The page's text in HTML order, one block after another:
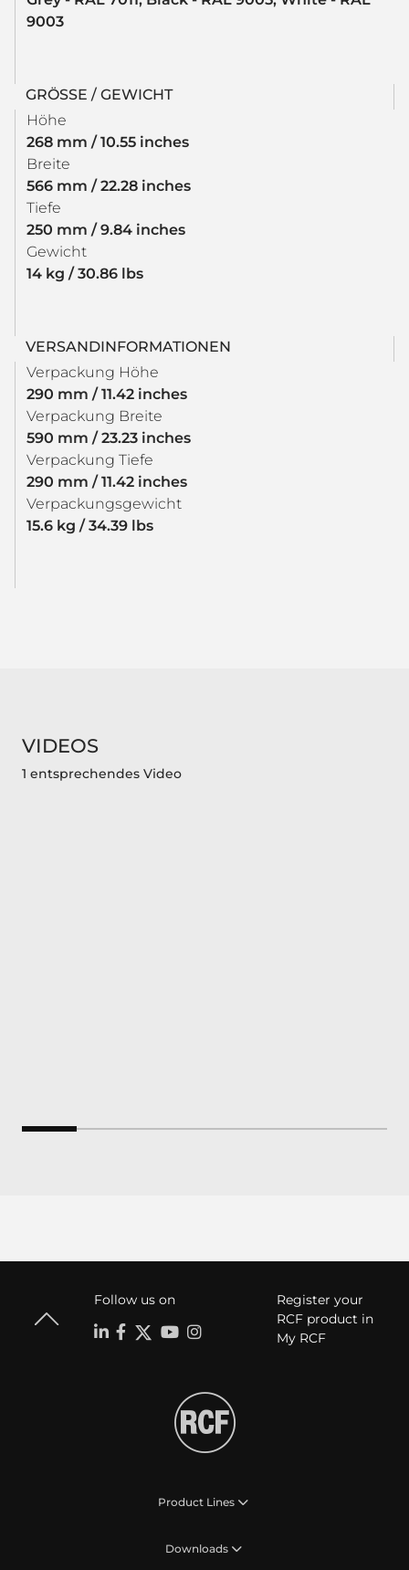
9003
GRÖSSE / GEWICHT
Höhe
268 mm / 10.55 inches
Breite
566 mm / 22.28 inches
Tiefe
250 mm / 9.84 inches
Gewicht
14 kg / 30.86 lbs
VERSANDINFORMATIONEN
Verpackung Höhe
290 mm / 11.42 inches
Verpackung Breite
590 mm / 23.23 inches
Verpackung Tiefe
290 mm / 11.42 inches
Verpackungsgewicht
15.6 kg / 34.39 lbs
VIDEOS
1 entsprechendes Video
Follow us on
Register your
RCF product in
My RCF
Product Lines
Downloads